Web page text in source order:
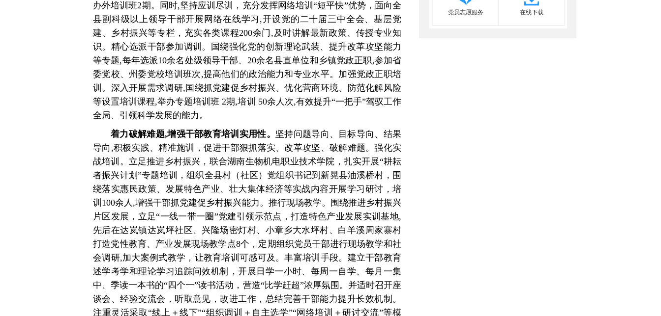
办外培训班2期。同时,坚持应训尽训，充分发挥网络培训“短平快”优势，面向全
县副科级以上领导干部开展网络在线学习,开设党的二十届三中全会、基层党
建、乡村振兴等专栏，充实各类课程200余门,及时讲解最新政策、传授专业知
识。精心选派干部参加调训。国绕强化党的创新理论武装、提升改革攻坚能力
等专题,每年选派10余名处级领导干部、20余名县直单位和乡镇党政正职,参加省
委党校、州委党校培训班次,提高他们的政治能力和专业水平。加强党政正职培
训。深入开展需求调研,国绕抓党建促乡村振兴、优化营商环境、防范化解风险
等设置培训课程,举办专题培训班 2期,培训 50余人次,有效提升“一把手”驾驭工作
全局、引领科学发展的能力。
着力破解难题,增强干部教育培训实用性。 坚持问题导向、目标导向、结果
导向,积极实践、精准施训，促进干部狠抓落实、改革攻坚、破解难题。强化实
战培训。立足推进乡村振兴，联合湖南生物机电职业技术学院，扎实开展“耕耘
者振兴计划”专题培训，组织全县村（社区）党组织书记到新晃县油溪桥村，围
绕落实惠民政策、发展特色产业、壮大集体经济等实战内容开展学习研讨，培
训100余人,增强干部抓党建促乡村振兴能力。推行现场教学。围绕推进乡村振兴
片区发展，立足“一线一带一圈”党建引领示范点，打造特色产业发展实训基地,
先后在达岚镇达岚坪社区、兴隆场密灯村、小章乡大水坪村、白羊溪周家寨村
打造党性教育、产业发展现场教学点8个，定期组织党员干部进行现场教学和社
会调研,加大案例式教学，让教育培训可感可及。丰富培训手段。建立干部教育
述学考学和理论学习追踪问效机制，开展日学一小时、每周一自学、每月一集
中、季读一本书的“四个一”读书活动，营造“比学赶超”浓厚氛围。并适时召开座
谈会、经验交流会，听取意见，改进工作，总结完善干部能力提升长效机制。
注重灵活采取“线上＋线下”“组织调训＋自主选学”“网络培训＋研讨交流”等模
党员志愿服务 在线下载